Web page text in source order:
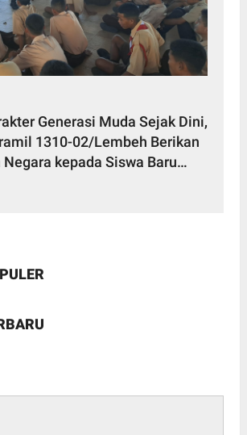
Generasi Muda Sejak Dini,
1310-02/Lembeh Berikan
kepada Siswa Baru
dalam Kegiatan MPLS